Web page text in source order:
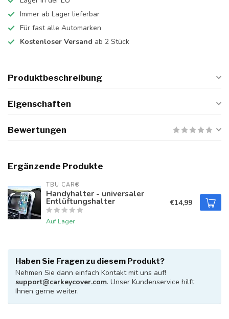
Immer ab Lager lieferbar
Für fast alle Automarken
Kostenloser Versand ab 2 Stück
Produktbeschreibung
Eigenschaften
Bewertungen
Ergänzende Produkte
TBU CAR®
Handyhalter - universaler
Entlüftungshalter
Auf Lager
€14,99
Haben Sie Fragen zu diesem Produkt?
Nehmen Sie dann einfach Kontakt mit uns auf!
support@carkeycover.com. Unser Kundenservice hilft
Ihnen gerne weiter.